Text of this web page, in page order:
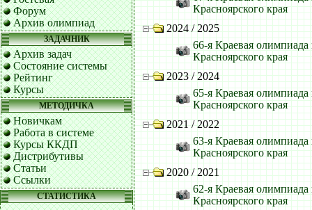
Форум
Архив олимпиад
ЗАДАЧНИК
Архив задач
Состояние системы
Рейтинг
Курсы
МЕТОДИЧКА
Новичкам
Работа в системе
Курсы ККДП
Дистрибутивы
Статьи
Ссылки
СТАТИСТИКА
Красноярского края
2024 / 2025
66-я Краевая
Красноярского края
2023 / 2024
65-я Краевая
Красноярского края
2021 / 2022
63-я Краевая
Красноярского края
2020 / 2021
62-я Краевая
Красноярского края